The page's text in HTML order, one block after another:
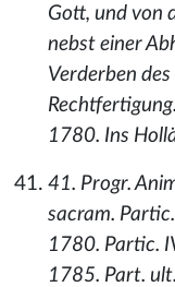
Gott, und von
nebst einer
Verderben
1780. Ins
41. Progr.
sacram.
1780. Partic.
1785. Part.